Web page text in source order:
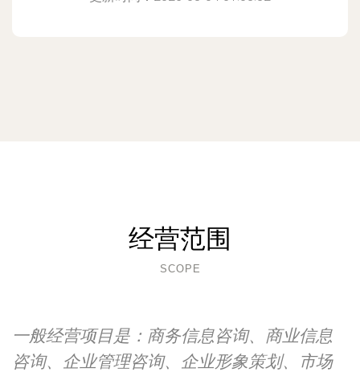
经营范围
SCOPE
一般经营项目是：商务信息咨询、商业信息
咨询、企业管理咨询、企业形象策划、市场